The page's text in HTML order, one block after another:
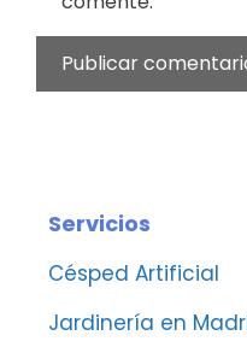
Servicios
Césped Artificial
Jardinería en